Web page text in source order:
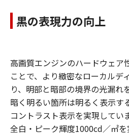
黒の表現力の向上
高画質エンジンのハードウェア
ことで、より緻密なローカルデ
り、明部と暗部の境界の光漏れ
暗く明るい箇所は明るく表示す
コントラスト表示を実現してい
全白・ピーク輝度1000cd／㎡